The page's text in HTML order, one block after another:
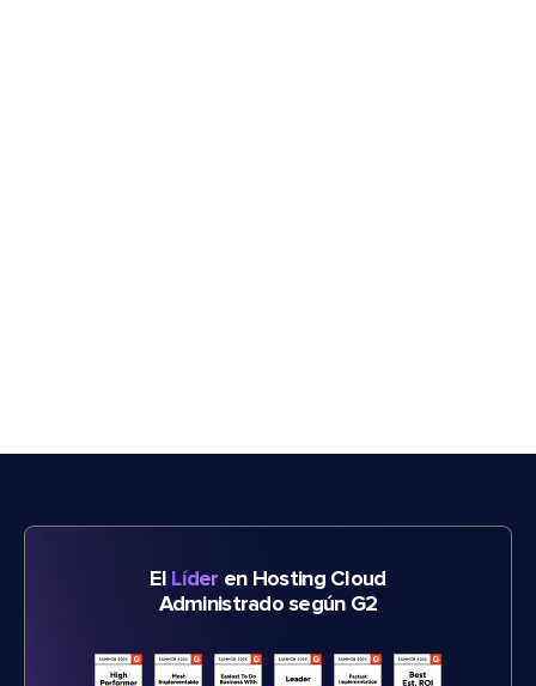
El Líder en Hosting Cloud
Administrado según G2